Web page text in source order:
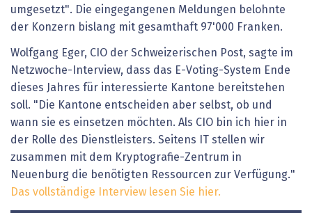
umgesetzt". Die eingegangenen Meldungen belohnte
der Konzern bislang mit gesamthaft 97'000 Franken.
Wolfgang Eger, CIO der Schweizerischen Post, sagte im
Netzwoche-Interview, dass das E-Voting-System Ende
dieses Jahres für interessierte Kantone bereitstehen
soll. "Die Kantone entscheiden aber selbst, ob und
wann sie es einsetzen möchten. Als CIO bin ich hier in
der Rolle des Dienstleisters. Seitens IT stellen wir
zusammen mit dem Kryptografie-Zentrum in
Neuenburg die benötigten Ressourcen zur Verfügung."
Das vollständige Interview lesen Sie hier.